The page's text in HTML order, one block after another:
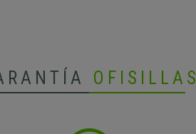
OFISILLAS